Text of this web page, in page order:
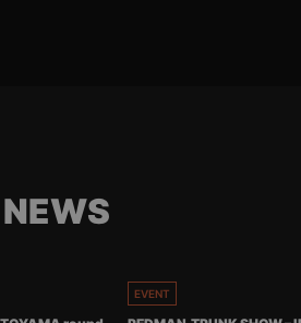
NEWS
EVENT